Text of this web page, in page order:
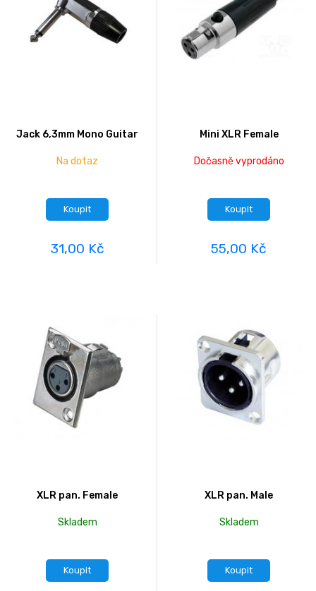
Jack 6,3mm Mono Guitar
Na dotaz
Koupit
31,00 Kč
Mini XLR Female
Dočasně vyprodáno
Koupit
55,00 Kč
XLR pan. Female
Skladem
Koupit
XLR pan. Male
Skladem
Koupit